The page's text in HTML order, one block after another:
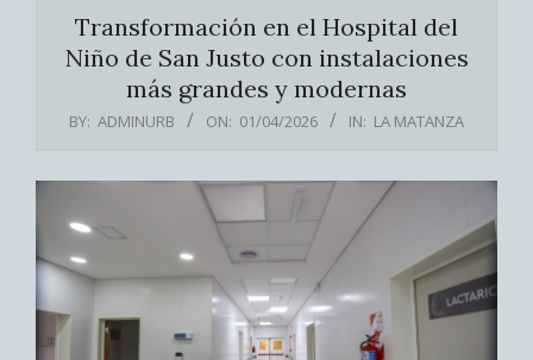
Transformación en el Hospital del
Niño de San Justo con instalaciones
más grandes y modernas
BY: ADMINURB ON: 01/04/2026 IN: LA MATANZA